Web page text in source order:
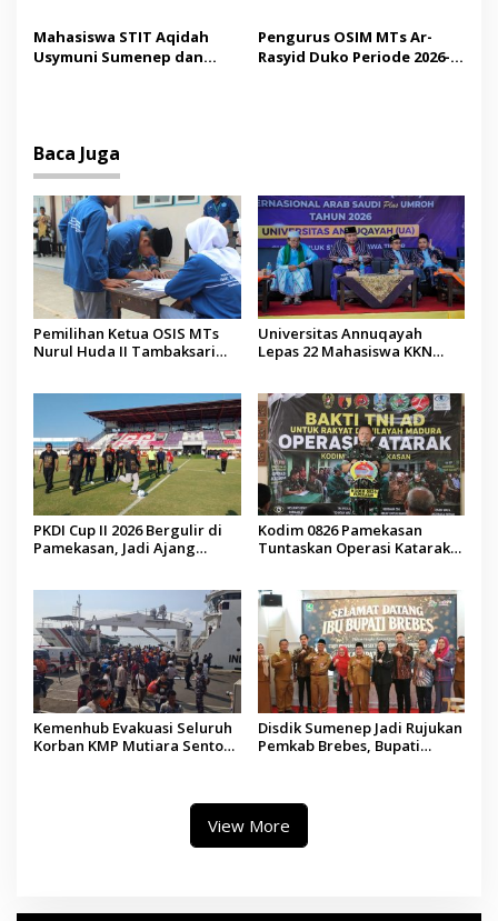
Operator Diaudit
Pendidikan Berbasis
Budaya
Mahasiswa STIT Aqidah
Usymuni Sumenep dan
Pengurus OSIM MTs Ar-
Rasyid Duko Periode 2026-
Baca Juga
Pemilihan Ketua OSIS MTs
Nurul Huda II Tambaksari
Universitas Annuqayah
Lepas 22 Mahasiswa KKN
PKDI Cup II 2026 Bergulir di
Pamekasan, Jadi Ajang
Kodim 0826 Pamekasan
Tuntaskan Operasi Katarak
Kemenhub Evakuasi Seluruh
Korban KMP Mutiara Sentosa
Disdik Sumenep Jadi Rujukan
Pemkab Brebes, Bupati
View More